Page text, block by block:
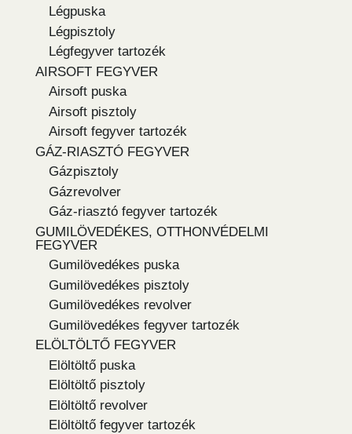
Légpuska
Légpisztoly
Légfegyver tartozék
AIRSOFT FEGYVER
Airsoft puska
Airsoft pisztoly
Airsoft fegyver tartozék
GÁZ-RIASZTÓ FEGYVER
Gázpisztoly
Gázrevolver
Gáz-riasztó fegyver tartozék
GUMILÖVEDÉKES, OTTHONVÉDELMI
FEGYVER
Gumilövedékes puska
Gumilövedékes pisztoly
Gumilövedékes revolver
Gumilövedékes fegyver tartozék
ELÖLTÖLTŐ FEGYVER
Elöltöltő puska
Elöltöltő pisztoly
Elöltöltő revolver
Elöltöltő fegyver tartozék